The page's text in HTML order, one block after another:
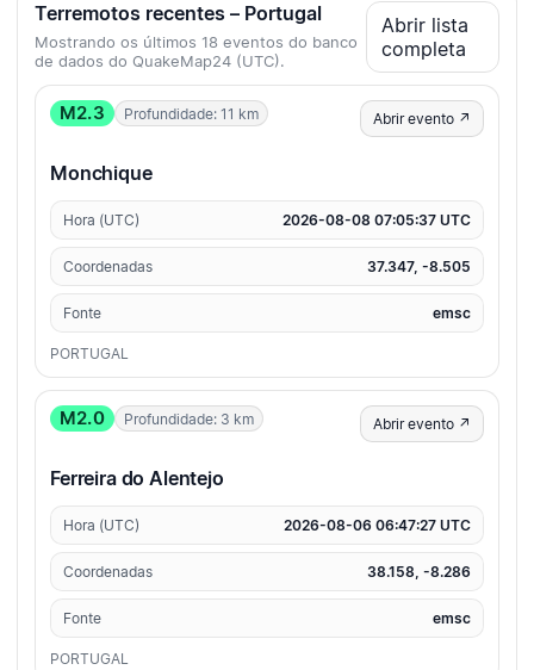
Terremotos recentes – Portugal
Mostrando os últimos 18 eventos do banco
de dados do QuakeMap24 (UTC).
Abrir lista
completa
M2.3 Profundidade: 11 km Abrir evento ↗
Monchique
Hora (UTC) 2026-08-08 07:05:37 UTC
Coordenadas 37.347, -8.505
Fonte emsc
PORTUGAL
M2.0 Profundidade: 3 km Abrir evento ↗
Ferreira do Alentejo
Hora (UTC) 2026-08-06 06:47:27 UTC
Coordenadas 38.158, -8.286
Fonte emsc
PORTUGAL